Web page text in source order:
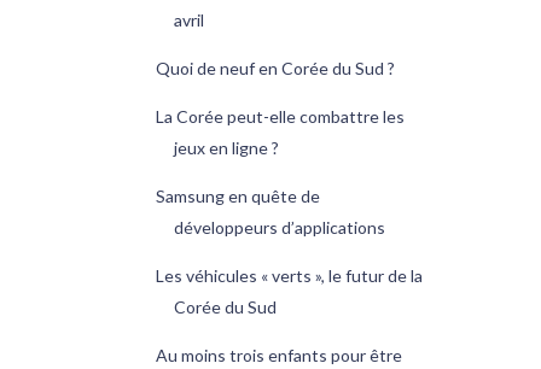
avril
Quoi de neuf en Corée du Sud ?
La Corée peut-elle combattre les
jeux en ligne ?
Samsung en quête de
développeurs d’applications
Les véhicules « verts », le futur de la
Corée du Sud
Au moins trois enfants pour être